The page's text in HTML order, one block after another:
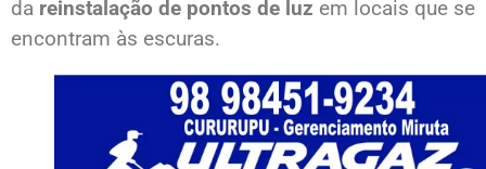
da reinstalação de pontos de luz em locais que se
encontram às escuras.